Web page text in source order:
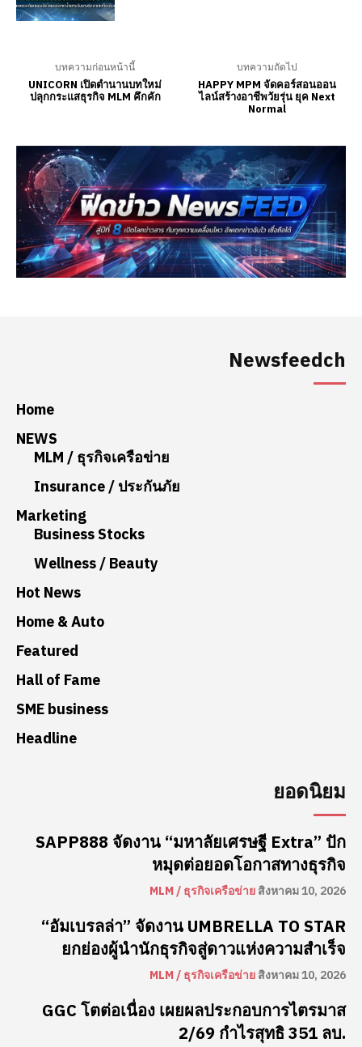
Newsfeedch
Home
NEWS
MLM / ธุรกิจเครือข่าย
Insurance / ประกันภัย
Marketing
Business Stocks
Wellness / Beauty
Hot News
Home & Auto
Featured
Hall of Fame
SME business
Headline
ยอดนิยม
SAPP888 จัดงาน “มหาลัยเศรษฐี Extra” ปัก
หมุดต่อยอดโอกาสทางธุรกิจ
MLM / ธุรกิจเครือข่ายสิงหาคม 10, 2026
“อัมเบรลล่า” จัดงาน UMBRELLA TO STAR
ยกย่องผู้นำนักธุรกิจสู่ดาวแห่งความสำเร็จ
MLM / ธุรกิจเครือข่ายสิงหาคม 10, 2026
GGC โตต่อเนื่อง เผยผลประกอบการไตรมาส
2/69 กำไรสุทธิ 351 ลบ.